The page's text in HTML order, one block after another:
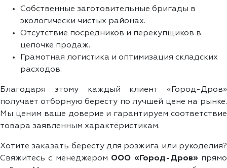
Собственные заготовительные бригады в
экологически чистых районах.
Отсутствие посредников и перекупщиков в
цепочке продаж.
Грамотная логистика и оптимизация складских
расходов.
Благодаря этому каждый клиент «Город-Дров»
получает отборную бересту по лучшей цене на рынке.
Мы ценим ваше доверие и гарантируем соответствие
товара заявленным характеристикам.
Хотите заказать бересту для розжига или рукоделия?
Свяжитесь с менеджером ООО «Город-Дров» прямо